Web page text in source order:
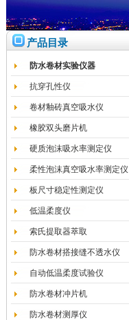
产品目录
防水卷材实验仪器
抗穿孔性仪
卷材釉砖真空吸水仪
橡胶双头磨片机
硬质泡沫吸水率测定仪
柔性泡沫真空吸水率测定仪
板尺寸稳定性测定仪
低温柔度仪
索氏提取器萃取
防水卷材搭接缝不透水仪
自动低温柔度试验仪
防水卷材冲片机
防水卷材测厚仪